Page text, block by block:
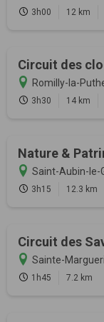
3h00 12 km
Circuit des
Romilly-la-
3h30 14 km
Nature &
Saint-Aubin-le-
3h15 12.3 km
Circuit des
Sainte-
1h45 7.2 km